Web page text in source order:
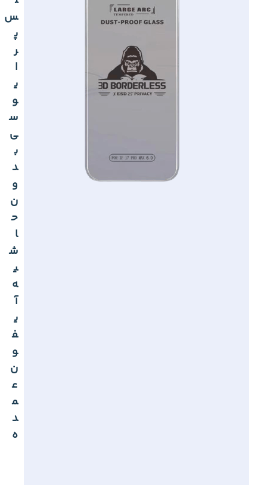
س
پ
ر
ا
ی
و
س
ی
ب
د
و
ن
ح
ا
ش
ی
ه
آ
ی
ف
و
ن
ع
م
د
ه